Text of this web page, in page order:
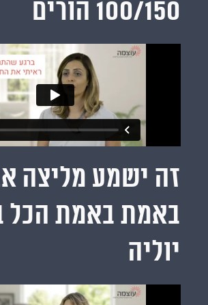
100/150 הורים
זה ישמע מליצה
באמת באמת הכל
יוליה